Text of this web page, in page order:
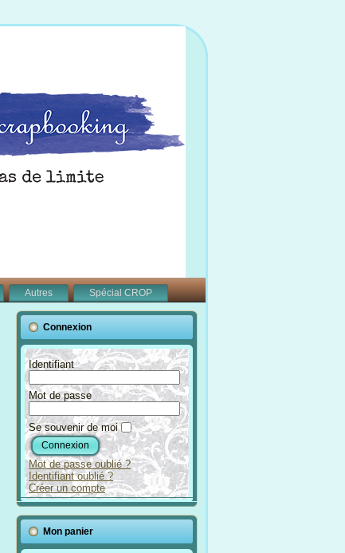
Autres
Spécial CROP
Connexion
Identifiant
Mot de passe
Se souvenir de moi
Mot de passe oublié ?
Identifiant oublié ?
Créer un compte
Mon panier